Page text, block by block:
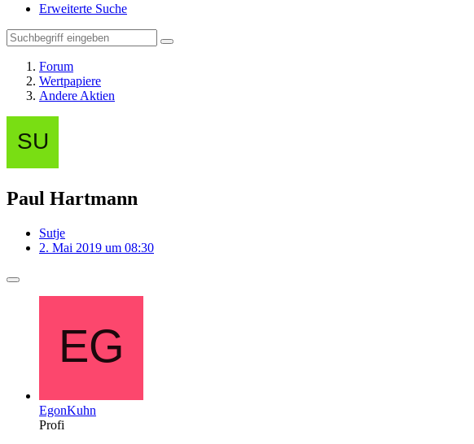
Erweiterte Suche
Forum
Wertpapiere
Andere Aktien
Paul Hartmann
Sutje
2. Mai 2019 um 08:30
EgonKuhn
Profi